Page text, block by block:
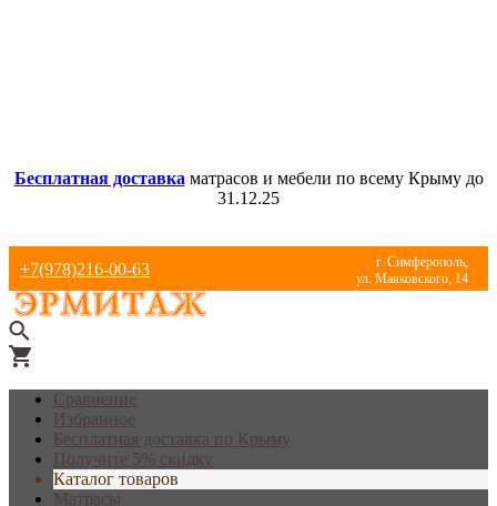
Бесплатная доставка матрасов и мебели по всему Крыму до
31.12.25
+7(978)216-00-63
г. Симферополь,
ул. Маяковского, 14
Сравнение
Избранное
Бесплатная доставка по Крыму
Получите 5% скидку
Каталог товаров
Матрасы